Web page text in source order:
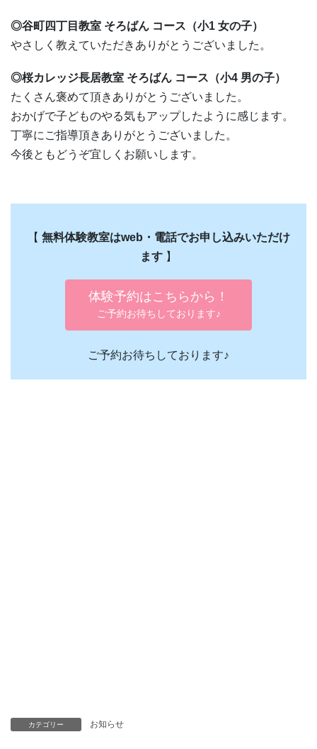
◎谷町四丁目教室 そろばん コース（小1 女の子）
やさしく教えていただきありがとうございました。
◎桜カレッジ長居教室 そろばん コース（小4 男の子）
たくさん褒めて頂きありがとうございました。
おかげで子どものやる気もアップしたように感じます。
丁寧にご指導頂きありがとうございました。
今後ともどうぞ宜しくお願いします。
【 無料体験教室はweb・電話でお申し込みいただけ
ます 】
体験予約はこちらから！
ご予約お待ちしております♪
ご予約お待ちしております♪
カテゴリー お知らせ